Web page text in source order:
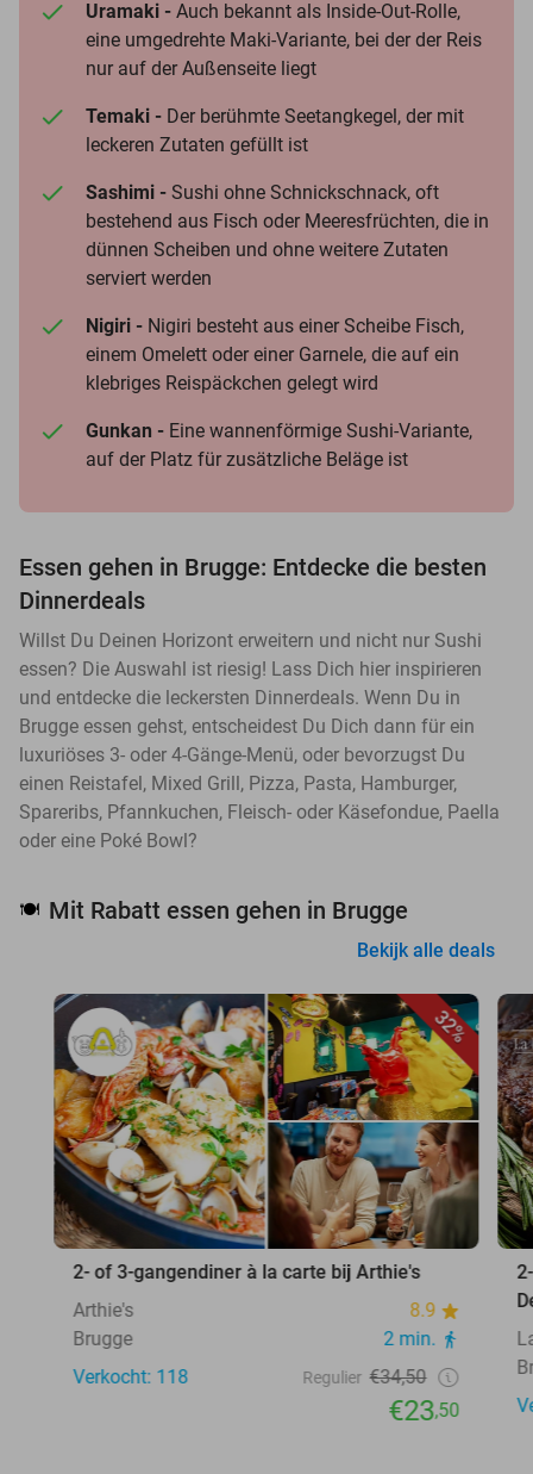
Uramaki - Auch bekannt als Inside-Out-Rolle,
eine umgedrehte Maki-Variante, bei der der Reis
nur auf der Außenseite liegt
Temaki - Der berühmte Seetangkegel, der mit
leckeren Zutaten gefüllt ist
Sashimi - Sushi ohne Schnickschnack, oft
bestehend aus Fisch oder Meeresfrüchten, die in
dünnen Scheiben und ohne weitere Zutaten
serviert werden
Nigiri - Nigiri besteht aus einer Scheibe Fisch,
einem Omelett oder einer Garnele, die auf ein
klebriges Reispäckchen gelegt wird
Gunkan - Eine wannenförmige Sushi-Variante,
auf der Platz für zusätzliche Beläge ist
Essen gehen in Brugge: Entdecke die besten
Dinnerdeals
Willst Du Deinen Horizont erweitern und nicht nur Sushi
essen? Die Auswahl ist riesig! Lass Dich hier inspirieren
und entdecke die leckersten Dinnerdeals. Wenn Du in
Brugge essen gehst, entscheidest Du Dich dann für ein
luxuriöses 3- oder 4-Gänge-Menü, oder bevorzugst Du
einen Reistafel, Mixed Grill, Pizza, Pasta, Hamburger,
Spareribs, Pfannkuchen, Fleisch- oder Käsefondue, Paella
oder eine Poké Bowl?
🍽️ Mit Rabatt essen gehen in Brugge
Bekijk alle deals
32%
2- of 3-gangendiner à la carte bij Arthie's
Arthie's
8.9
Brugge
2 min.
Verkocht: 118
Regulier €34,50
€23,50